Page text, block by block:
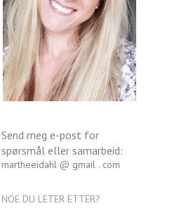
Send meg e-post for
spørsmål eller samarbeid:
martheeidahl @ gmail . com
NOE DU LETER ETTER?